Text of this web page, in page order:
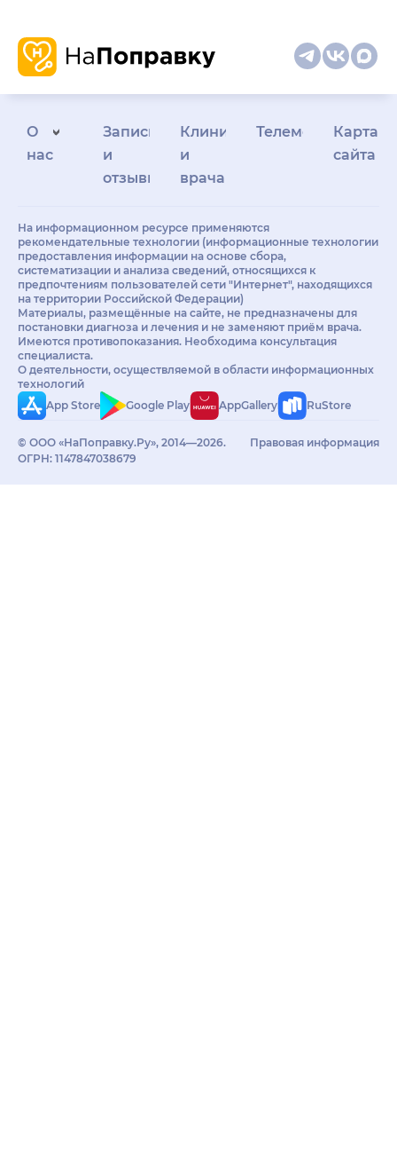
О
нас
Запись
и
отзывы
Клиникам
и
врачам
Телемедицина
Карта
сайта
На информационном ресурсе применяются
рекомендательные технологии (информационные технологии
предоставления информации на основе сбора,
систематизации и анализа сведений, относящихся к
предпочтениям пользователей сети "Интернет", находящихся
на территории Российской Федерации)
Материалы, размещённые на сайте, не предназначены для
постановки диагноза и лечения и не заменяют приём врача.
Имеются противопоказания. Необходима консультация
специалиста.
О деятельности, осуществляемой в области информационных
технологий
App Store
Google Play AppGallery RuStore
© ООО «НаПоправку.Ру», 2014—2026.
ОГРН: 1147847038679
Правовая информация